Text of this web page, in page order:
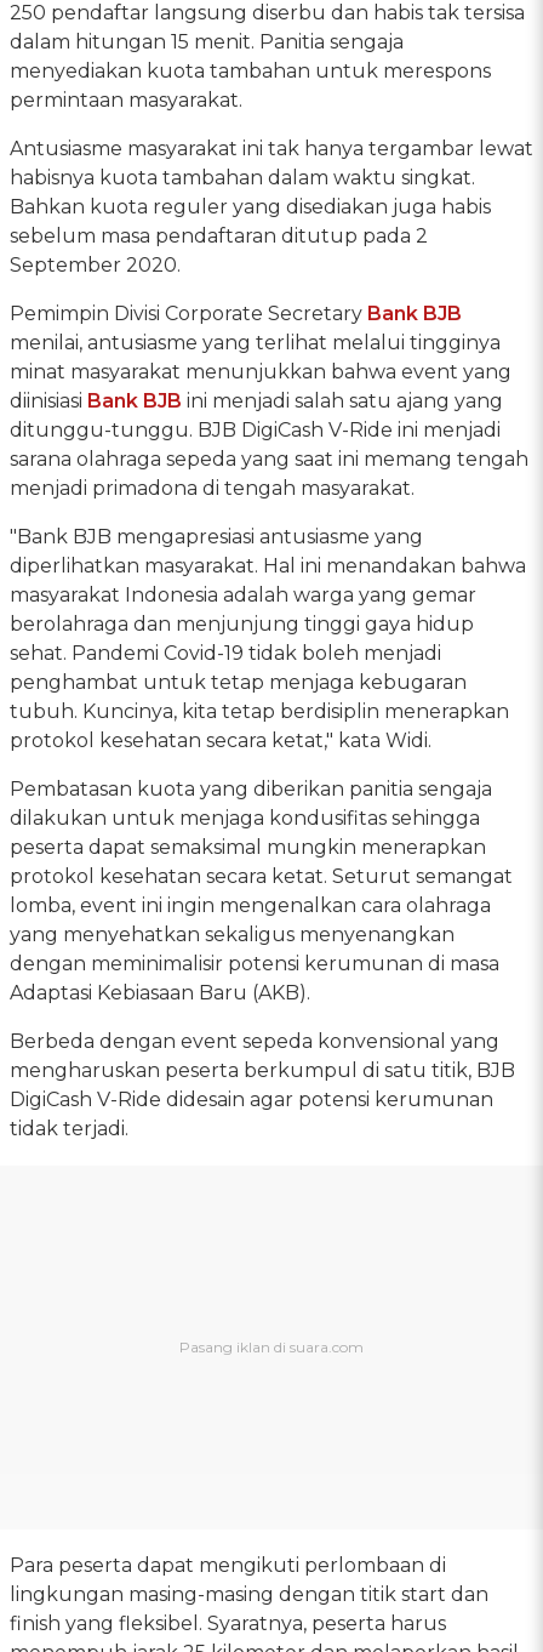
250 pendaftar langsung diserbu dan habis tak tersisa
dalam hitungan 15 menit. Panitia sengaja
menyediakan kuota tambahan untuk merespons
permintaan masyarakat.
Antusiasme masyarakat ini tak hanya tergambar lewat
habisnya kuota tambahan dalam waktu singkat.
Bahkan kuota reguler yang disediakan juga habis
sebelum masa pendaftaran ditutup pada 2
September 2020.
Pemimpin Divisi Corporate Secretary Bank BJB
menilai, antusiasme yang terlihat melalui tingginya
minat masyarakat menunjukkan bahwa event yang
diinisiasi Bank BJB ini menjadi salah satu ajang yang
ditunggu-tunggu. BJB DigiCash V-Ride ini menjadi
sarana olahraga sepeda yang saat ini memang tengah
menjadi primadona di tengah masyarakat.
"Bank BJB mengapresiasi antusiasme yang
diperlihatkan masyarakat. Hal ini menandakan bahwa
masyarakat Indonesia adalah warga yang gemar
berolahraga dan menjunjung tinggi gaya hidup
sehat. Pandemi Covid-19 tidak boleh menjadi
penghambat untuk tetap menjaga kebugaran
tubuh. Kuncinya, kita tetap berdisiplin menerapkan
protokol kesehatan secara ketat," kata Widi.
Pembatasan kuota yang diberikan panitia sengaja
dilakukan untuk menjaga kondusifitas sehingga
peserta dapat semaksimal mungkin menerapkan
protokol kesehatan secara ketat. Seturut semangat
lomba, event ini ingin mengenalkan cara olahraga
yang menyehatkan sekaligus menyenangkan
dengan meminimalisir potensi kerumunan di masa
Adaptasi Kebiasaan Baru (AKB).
Berbeda dengan event sepeda konvensional yang
mengharuskan peserta berkumpul di satu titik, BJB
DigiCash V-Ride didesain agar potensi kerumunan
tidak terjadi.
Para peserta dapat mengikuti perlombaan di
lingkungan masing-masing dengan titik start dan
finish yang fleksibel. Syaratnya, peserta harus